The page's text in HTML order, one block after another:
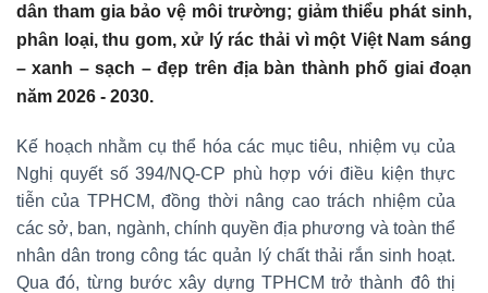
dân tham gia bảo vệ môi trường; giảm thiểu phát sinh,
phân loại, thu gom, xử lý rác thải vì một Việt Nam sáng
– xanh – sạch – đẹp trên địa bàn thành phố giai đoạn
năm 2026 - 2030.
Kế hoạch nhằm cụ thể hóa các mục tiêu, nhiệm vụ của
Nghị quyết số 394/NQ-CP phù hợp với điều kiện thực
tiễn của TPHCM, đồng thời nâng cao trách nhiệm của
các sở, ban, ngành, chính quyền địa phương và toàn thể
nhân dân trong công tác quản lý chất thải rắn sinh hoạt.
Qua đó, từng bước xây dựng TPHCM trở thành đô thị